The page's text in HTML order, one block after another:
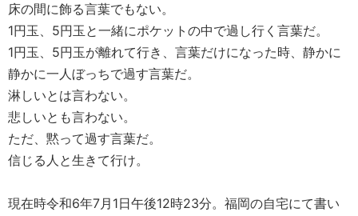
床の間に飾る言葉でもない。
1円玉、5円玉と一緒にポケットの中で過し行く言葉だ。
1円玉、5円玉が離れて行き、言葉だけになった時、静かに
静かに一人ぼっちで過す言葉だ。
淋しいとは言わない。
悲しいとも言わない。
ただ、黙って過す言葉だ。
信じる人と生きて行け。
現在時令和6年7月1日午後12時23分。福岡の自宅にて書い